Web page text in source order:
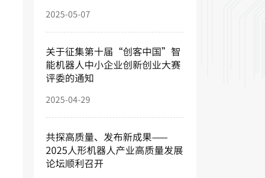
2025-05-07
关于征集第十届“创客中国”智
能机器人中小企业创新创业大赛
评委的通知
2025-04-29
共探高质量、发布新成果——
2025人形机器人产业高质量发展
论坛顺利召开